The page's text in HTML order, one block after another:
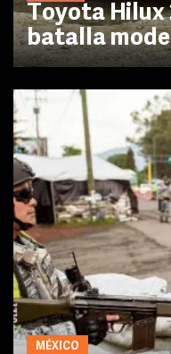
Toyota Hilux
batalla
MÉXICO